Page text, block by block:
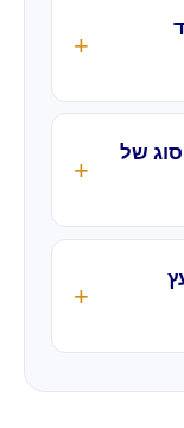
של